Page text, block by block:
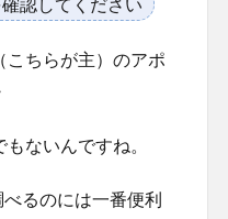
確認してください
こちらが主）のアポ
ないんですね。
るのには一番便利